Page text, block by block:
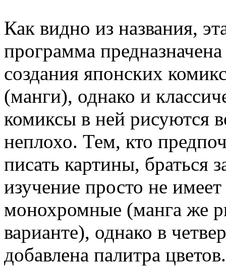
Как видно из названия,
программа
создания японских
(манги), однако и
комиксы в ней рисуются
неплохо. Тем, кто
писать картины, браться
изучение просто не
монохромные (манга же
варианте), однако в
добавлена палитра цветов.